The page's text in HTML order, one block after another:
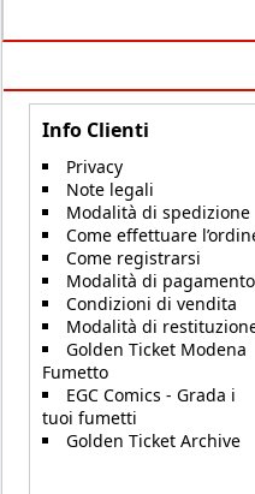
Info Clienti
Privacy
Note legali
Modalità di spedizione
Come effettuare
Come registrarsi
Modalità di pagamento
Condizioni di vendita
Modalità di
Golden Ticket Modena
Fumetto
EGC Comics - Grada i
tuoi fumetti
Golden Ticket Archive